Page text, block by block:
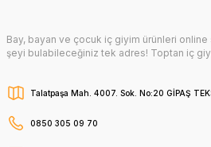
Bay, bayan ve çocuk iç giyim ürünleri online
şeyi bulabileceğiniz tek adres! Toptan iç
Talatpaşa Mah. 4007. Sok. No:20 GİPAŞ
0850 305 09 70